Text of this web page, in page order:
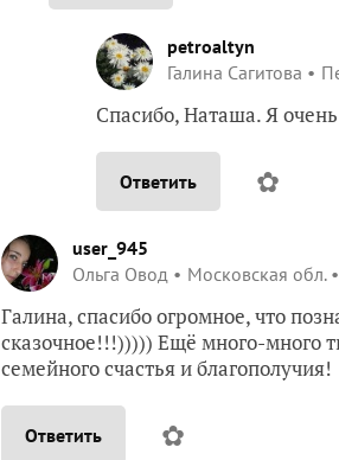
petroaltyn
Галина Сагитова
Спасибо, Наташа. Я
Ответить ✿
user_945
Ольга Овод
Московская обл.
Галина, спасибо огромное, что
сказочное!!!))))) Ещё много-много
семейного счастья и благополучия!
Ответить ✿